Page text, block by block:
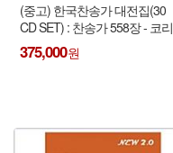
(중고) 한국찬송가 대전집(30
CD SET) : 찬송가 558장 - 코리
안 심포니 오케스트라 (Korean
Symphony Orchestra) !!!
375,000